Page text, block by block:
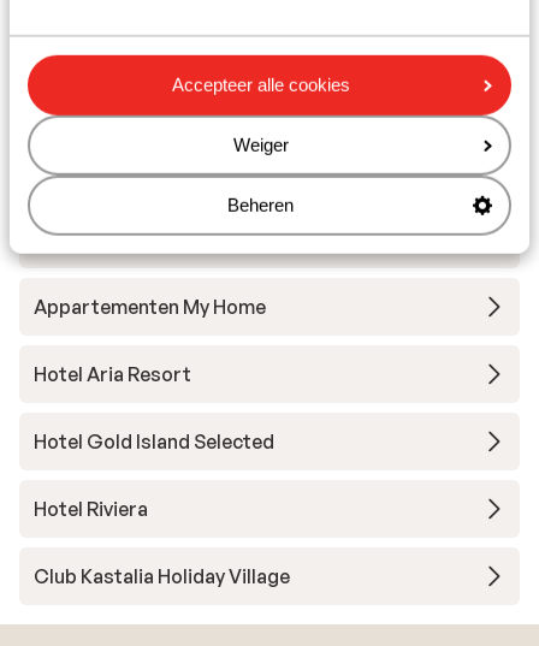
Accepteer alle cookies
Weiger
Beheren
Hotel Gural Premier Belek
Hotel Panorama
Hotel Delphin Be Grand Resort Lara
Hotel Side Zeugma & Spa
Appartementen My Home
Hotel Aria Resort
Hotel Gold Island Selected
Hotel Riviera
Club Kastalia Holiday Village